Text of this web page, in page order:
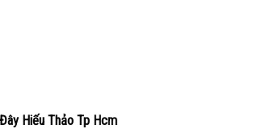
Sửa Điện Ô tô Gần Đây Hiếu Thảo Tp Hcm